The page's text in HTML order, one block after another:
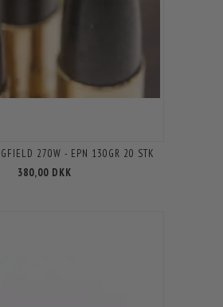
270W - EPN 130GR 20 STK
380,00 DKK